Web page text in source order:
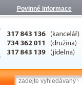
Povinné informace